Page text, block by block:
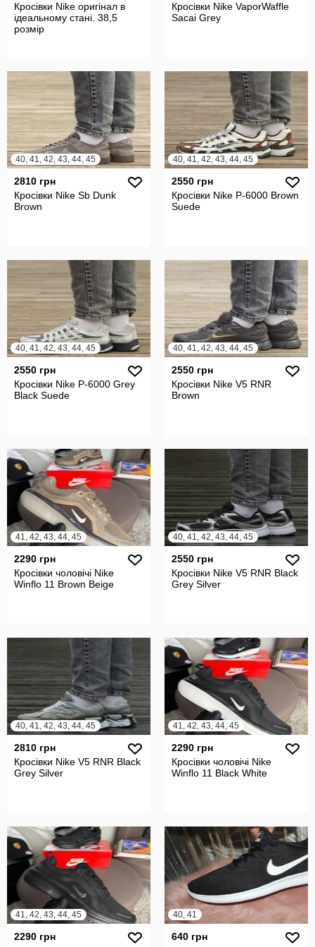
Кросівки Nike оригінал в
ідеальному стані. 38,5
розмір
Кросівки Nike VaporWaffle
Sacai Grey
40, 41, 42, 43, 44, 45
2810 грн
Кросівки Nike Sb Dunk
Brown
40, 41, 42, 43, 44, 45
2550 грн
Кросівки Nike P-6000 Brown
Suede
40, 41, 42, 43, 44, 45
2550 грн
Кросівки Nike P-6000 Grey
Black Suede
40, 41, 42, 43, 44, 45
2550 грн
Кросівки Nike V5 RNR
Brown
41, 42, 43, 44, 45
2290 грн
Кросівки чоловічі Nike
Winflo 11 Brown Beige
40, 41, 42, 43, 44, 45
2550 грн
Кросівки Nike V5 RNR Black
Grey Silver
40, 41, 42, 43, 44, 45
2810 грн
Кросівки Nike V5 RNR Black
Grey Silver
41, 42, 43, 44, 45
2290 грн
Кросівки чоловічі Nike
Winflo 11 Black White
41, 42, 43, 44, 45
2290 грн
40, 41
640 грн